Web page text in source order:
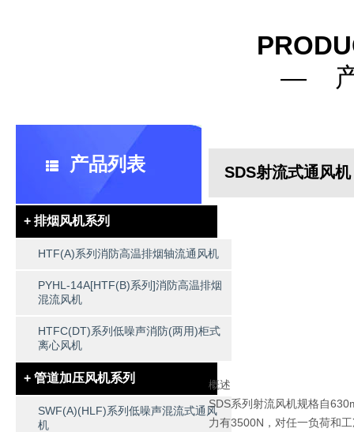
—
产品列表
+ 排烟风机系列
HTF(A)系列消防高温排烟轴流通风机
PYHL-14A[HTF(B)系列]消防高温排烟
混流风机
HTFC(DT)系列低噪声消防(两用)柜式
离心风机
+ 管道加压风机系列
SWF(A)(HLF)系列低噪声混流式通风
机
SDS射流式通风机
概述
SDS系列射流风机规格自
力有3500N，对任一负荷和